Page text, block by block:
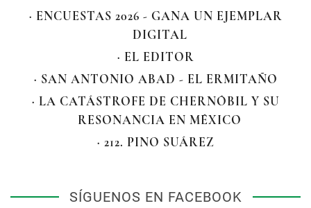
· ENCUESTAS 2026 - GANA UN EJEMPLAR
DIGITAL
· EL EDITOR
· SAN ANTONIO ABAD - EL ERMITAÑO
· LA CATÁSTROFE DE CHERNÓBIL Y SU
RESONANCIA EN MÉXICO
· 212. PINO SUÁREZ
SÍGUENOS EN FACEBOOK